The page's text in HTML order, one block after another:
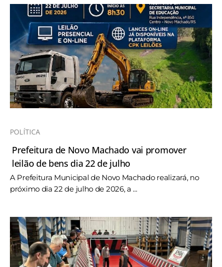
POLÍTICA
Prefeitura de Novo Machado vai promover
leilão de bens dia 22 de julho
A Prefeitura Municipal de Novo Machado realizará, no
próximo dia 22 de julho de 2026, a ...